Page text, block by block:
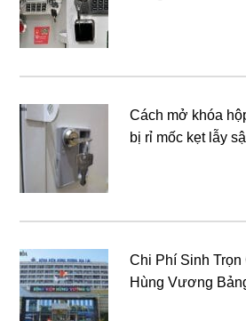
Cách mở khóa
bị rỉ mốc kẹt lẫy
Chi Phí Sinh
Hùng Vương